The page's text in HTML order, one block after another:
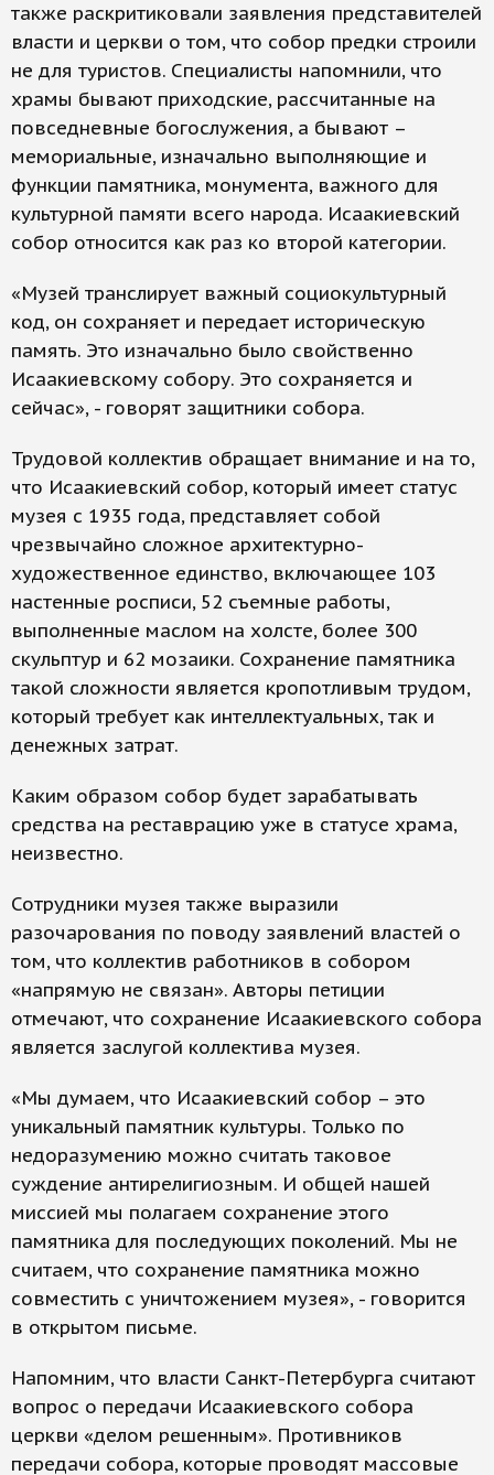
также раскритиковали заявления представителей
власти и церкви о том, что собор предки строили
не для туристов. Специалисты напомнили, что
храмы бывают приходские, рассчитанные на
повседневные богослужения, а бывают –
мемориальные, изначально выполняющие и
функции памятника, монумента, важного для
культурной памяти всего народа. Исаакиевский
собор относится как раз ко второй категории.
«Музей транслирует важный социокультурный
код, он сохраняет и передает историческую
память. Это изначально было свойственно
Исаакиевскому собору. Это сохраняется и
сейчас», - говорят защитники собора.
Трудовой коллектив обращает внимание и на то,
что Исаакиевский собор, который имеет статус
музея с 1935 года, представляет собой
чрезвычайно сложное архитектурно-
художественное единство, включающее 103
настенные росписи, 52 съемные работы,
выполненные маслом на холсте, более 300
скульптур и 62 мозаики. Сохранение памятника
такой сложности является кропотливым трудом,
который требует как интеллектуальных, так и
денежных затрат.
Каким образом собор будет зарабатывать
средства на реставрацию уже в статусе храма,
неизвестно.
Сотрудники музея также выразили
разочарования по поводу заявлений властей о
том, что коллектив работников в собором
«напрямую не связан». Авторы петиции
отмечают, что сохранение Исаакиевского собора
является заслугой коллектива музея.
«Мы думаем, что Исаакиевский собор – это
уникальный памятник культуры. Только по
недоразумению можно считать таковое
суждение антирелигиозным. И общей нашей
миссией мы полагаем сохранение этого
памятника для последующих поколений. Мы не
считаем, что сохранение памятника можно
совместить с уничтожением музея», - говорится
в открытом письме.
Напомним, что власти Санкт-Петербурга считают
вопрос о передачи Исаакиевского собора
церкви «делом решенным». Противников
передачи собора, которые проводят массовые